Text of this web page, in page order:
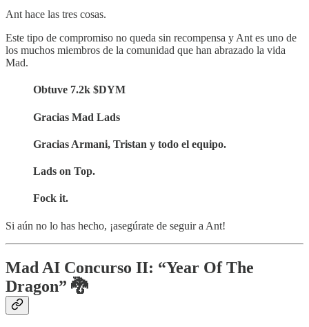
Ant hace las tres cosas.
Este tipo de compromiso no queda sin recompensa y Ant es uno de
los muchos miembros de la comunidad que han abrazado la vida
Mad.
Obtuve 7.2k $DYM
Gracias Mad Lads
Gracias Armani, Tristan y todo el equipo.
Lads on Top.
Fock it.
Si aún no lo has hecho, ¡asegúrate de seguir a Ant!
Mad AI Concurso II: “Year Of The
Dragon” 🐉